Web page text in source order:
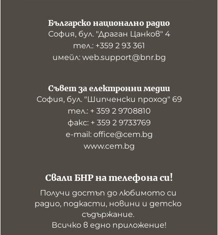
Българско национално радио
София, бул. "Драган Цанков" 4
тел.: +359 2 93 361
имейл: web.support@bnr.bg
Свали БНР на телефона си!
Получи достъп до любимото си
радио, подкасти, новини и детско
съдържание.
Всичко в едно приложение!
Съвет за електронни медии
София, бул. "Шипченски проход" 69
тел.: + 359 2 9708810
факс: + 359 2 9733769
е-mail: office@cem.bg
www.cem.bg